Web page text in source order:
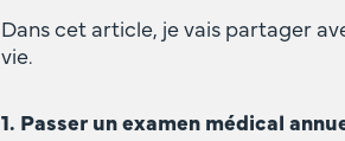
Dans cet article, je vais partager
vie.
1. Passer un examen médical